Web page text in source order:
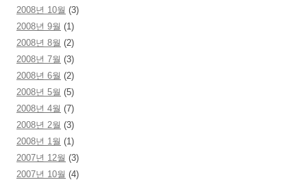
2008년 10월 (3)
2008년 9월 (1)
2008년 8월 (2)
2008년 7월 (3)
2008년 6월 (2)
2008년 5월 (5)
2008년 4월 (7)
2008년 2월 (3)
2008년 1월 (1)
2007년 12월 (3)
2007년 10월 (4)